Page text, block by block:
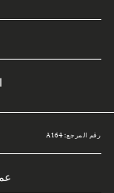
رقم المرجع: A164